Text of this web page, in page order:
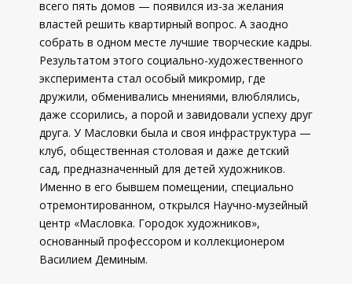
всего пять домов — появился из-за желания
властей решить квартирный вопрос. А заодно
собрать в одном месте лучшие творческие кадры.
Результатом этого социально-художественного
эксперимента стал особый микромир, где
дружили, обменивались мнениями, влюблялись,
даже ссорились, а порой и завидовали успеху друг
друга. У Масловки была и своя инфраструктура —
клуб, общественная столовая и даже детский
сад, предназначенный для детей художников.
Именно в его бывшем помещении, специально
отремонтированном, открылся Научно-музейный
центр «Масловка. Городок художников»,
основанный профессором и коллекционером
Василием Деминым.